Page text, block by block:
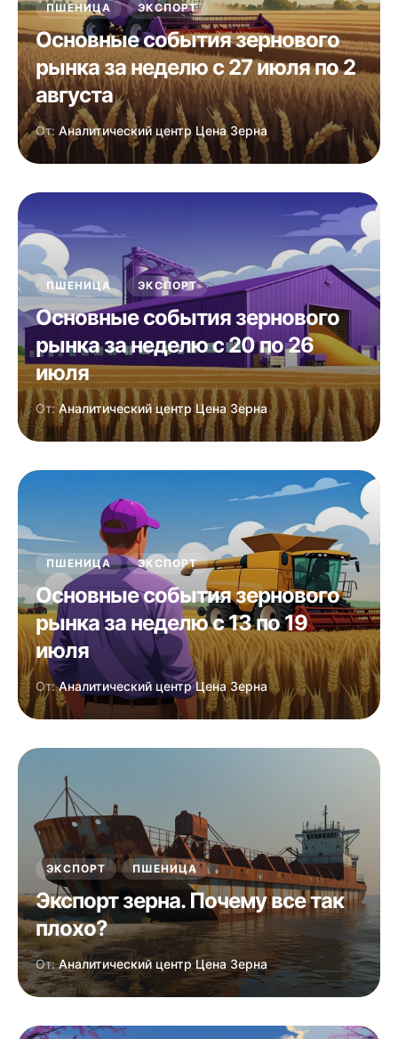
ПШЕНИЦА ЭКСПОРТ
Основные события зернового
рынка за неделю с 27 июля по 2
августа
От: Аналитический центр Цена Зерна
ПШЕНИЦА ЭКСПОРТ
Основные события зернового
рынка за неделю с 20 по 26
июля
От: Аналитический центр Цена Зерна
ПШЕНИЦА ЭКСПОРТ
Основные события зернового
рынка за неделю с 13 по 19
июля
От: Аналитический центр Цена Зерна
ЭКСПОРТ ПШЕНИЦА
Экспорт зерна. Почему все так
плохо?
От: Аналитический центр Цена Зерна